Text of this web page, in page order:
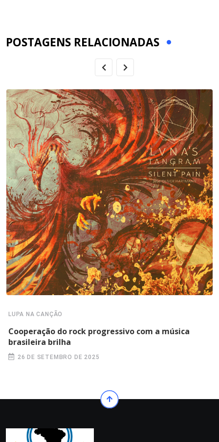
POSTAGENS RELACIONADAS
LUPA NA CANÇÃO
Cooperação do rock progressivo com a música
brasileira brilha
26 DE SETEMBRO DE 2025